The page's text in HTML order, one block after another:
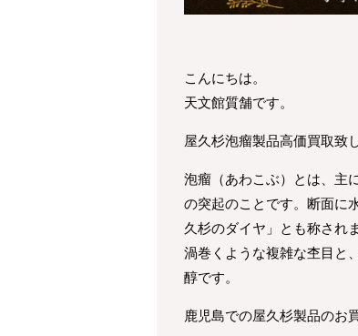
こんにちは。
天文館質舗です。
屋久杉泡瘤製品高価買取致
泡瘤（あわこぶ）とは、主
の突起のことです。断面に
久杉のダイヤ」とも称されま
渦巻くような複雑な杢目と
醇です。
鹿児島での屋久杉製品のお